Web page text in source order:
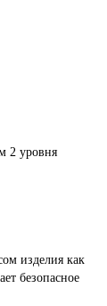
2 уровня
изделия как
безопасное